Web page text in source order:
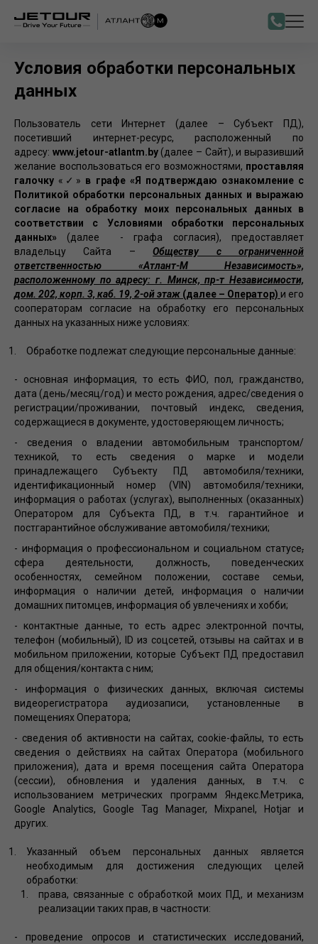
Условия обработки персональных
данных
Пользователь сети Интернет (далее – Субъект ПД),
посетивший интернет-ресурс, расположенный по
адресу: www.jetour-atlantm.by(далее – Сайт), и выразивший
желание воспользоваться его возможностями, проставляя
галочку «✓» в графе «Я подтверждаю ознакомление с
Политикой обработки персональных данных и выражаю
согласие на обработку моих персональных данных в
соответствии с Условиями обработки персональных
данных» (далее - графа согласия),
предоставляет
владельцу Сайта –Обществу с ограниченной
ответственностью «Атлант-М Независимость»,
расположенному по адресу: г. Минск, пр-т Независимости,
дом. 202, корп. 3, каб. 19, 2-ой этаж (далее – Оператор) и его
сооператорам согласие на обработку его персональных
данных на указанных ниже условиях:
Обработке подлежат следующие персональные данные:
- основная информация, то есть ФИО, пол, гражданство,
дата (день/месяц/год) и место рождения, адрес/сведения о
регистрации/проживании, почтовый индекс, сведения,
содержащиеся в документе, удостоверяющем личность;
- сведения о владении автомобильным транспортом/
техникой, то есть сведения о марке и модели
принадлежащего Субъекту ПД автомобиля/техники,
идентификационный номер (VIN) автомобиля/техники,
информация о работах (услугах), выполненных (оказанных)
Оператором для Субъекта ПД, в т.ч. гарантийное и
постгарантийное обслуживание автомобиля/техники;
- информация о профессиональном и социальном статусе,
сфера деятельности, должность, поведенческих
особенностях, семейном положении, составе семьи,
информация о наличии детей, информация о наличии
домашних питомцев, информация об увлечениях и хобби;
- контактные данные, то есть адрес электронной почты,
телефон (мобильный), ID из соцсетей, отзывы на сайтах и в
мобильном приложении, которые Субъект ПД предоставил
для общения/контакта с ним;
- информация о физических данных, включая системы
видеорегистратора аудиозаписи, установленные в
помещениях Оператора;
- сведения об активности на сайтах, cookie-файлы, то есть
сведения о действиях на сайтах Оператора (мобильного
приложения), дата и время посещения сайта Оператора
(сессии), обновления и удаления данных, в т.ч. с
использованием метрических программ Яндекс.Метрика,
Google Analytics, Google Tag Manager, Mixpanel, Hotjar и
других.
Указанный объем персональных данных является
необходимым для достижения следующих целей
обработки:
права, связанные с обработкой моих ПД, и механизм
реализации таких прав, в частности:
- проведение опросов и статистических исследований,